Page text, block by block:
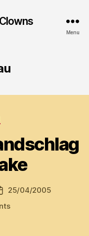
Menu
25/04/2005
on